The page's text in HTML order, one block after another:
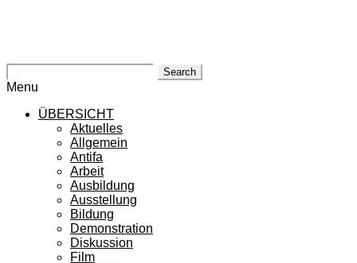
Search
Menu
ÜBERSICHT
Aktuelles
Allgemein
Antifa
Arbeit
Ausbildung
Ausstellung
Bildung
Demonstration
Diskussion
Film